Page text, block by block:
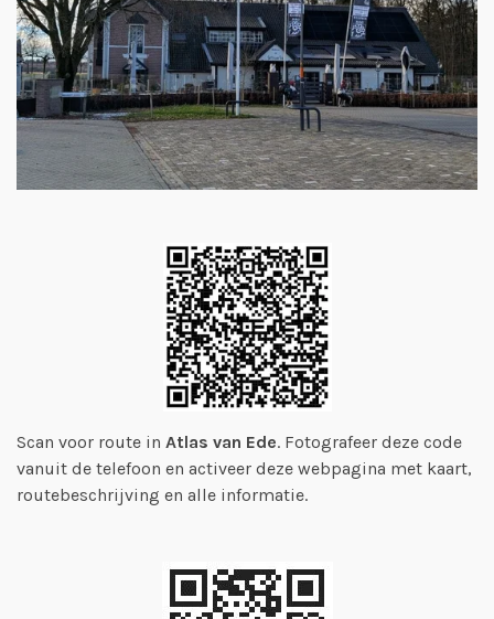
Scan voor route in Atlas van Ede. Fotografeer deze code
vanuit de telefoon en activeer deze webpagina met kaart,
routebeschrijving en alle informatie.